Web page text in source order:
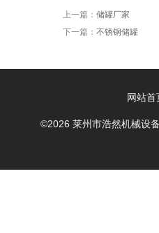
上一篇： 储罐厂家
下一篇： 不锈钢储罐
网站首
©2026 莱州市浩然机械